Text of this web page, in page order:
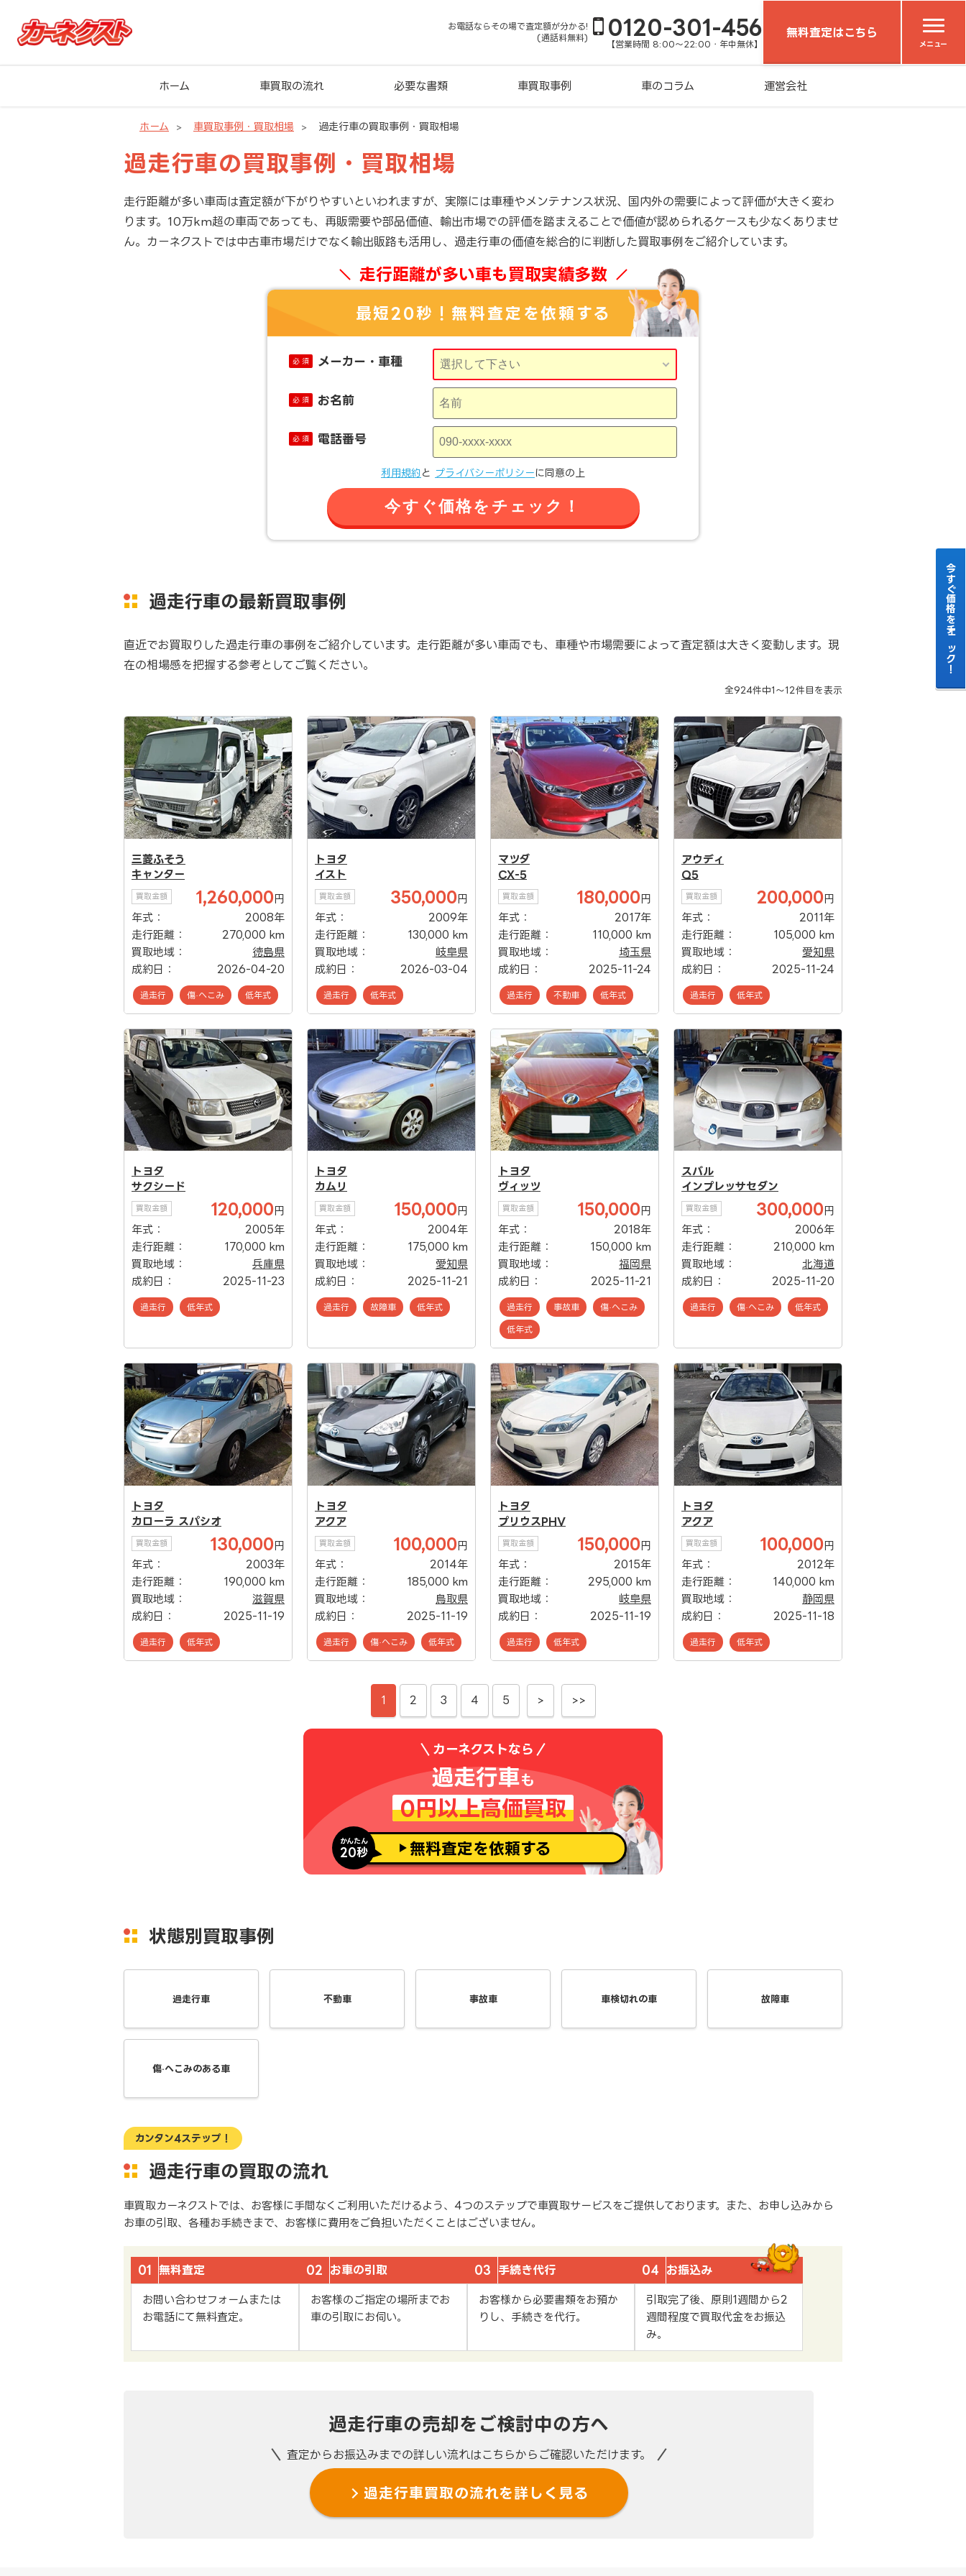
お電話ならその場で査定額が分かる!
(通話料無料)
0120-301-456
【営業時間 8:00～22:00・年中無休】
無料査定はこちら
メニュー
ホーム 車買取の流れ 必要な書類 車買取事例 車のコラム 運営会社
ホーム 車買取事例・買取相場 過走行車の買取事例・買取相場
過走行車の買取事例・買取相場
走行距離が多い車両は査定額が下がりやすいといわれますが、実際には車種やメンテナンス状況、国内外の需要によって評価が大きく変わ
ります。10万km超の車両であっても、再販需要や部品価値、輸出市場での評価を踏まえることで価値が認められるケースも少なくありませ
ん。カーネクストでは中古車市場だけでなく輸出販路も活用し、過走行車の価値を総合的に判断した買取事例をご紹介しています。
走行距離が多い車も買取実績多数
最短20秒！無料査定を依頼する
必 須 メーカー・車種
必 須 お名前
必 須 電話番号
利用規約 と プライバシーポリシーに同意の上
今すぐ価格をチェック！
過走行車の最新買取事例
直近でお買取りした過走行車の事例をご紹介しています。走行距離が多い車両でも、車種や市場需要によって査定額は大きく変動します。現
在の相場感を把握する参考としてご覧ください。
全924件中1～12件目を表示
三菱ふそう
キャンター
買取金額 1,260,000円
年式：
2008年
走行距離：
270,000 km
買取地域：
徳島県
成約日：
2026-04-20
過走行 傷·へこみ 低年式
トヨタ
イスト
買取金額 350,000円
年式：
2009年
走行距離：
130,000 km
買取地域：
岐阜県
成約日：
2026-03-04
過走行 低年式
マツダ
CX-5
買取金額 180,000円
年式：
2017年
走行距離：
110,000 km
買取地域：
埼玉県
成約日：
2025-11-24
過走行 不動車 低年式
アウディ
Q5
買取金額 200,000円
年式：
2011年
走行距離：
105,000 km
買取地域：
愛知県
成約日：
2025-11-24
過走行 低年式
トヨタ
サクシード
買取金額 120,000円
年式：
2005年
走行距離：
170,000 km
買取地域：
兵庫県
成約日：
2025-11-23
過走行 低年式
トヨタ
カムリ
買取金額 150,000円
年式：
2004年
走行距離：
175,000 km
買取地域：
愛知県
成約日：
2025-11-21
過走行 故障車 低年式
トヨタ
ヴィッツ
買取金額 150,000円
年式：
2018年
走行距離：
150,000 km
買取地域：
福岡県
成約日：
2025-11-21
過走行 事故車 傷·へこみ
低年式
スバル
インプレッサセダン
買取金額 300,000円
年式：
2006年
走行距離：
210,000 km
買取地域：
北海道
成約日：
2025-11-20
過走行 傷·へこみ 低年式
トヨタ
カローラ スパシオ
買取金額 130,000円
年式：
2003年
走行距離：
190,000 km
買取地域：
滋賀県
成約日：
2025-11-19
過走行 低年式
トヨタ
アクア
買取金額 100,000円
年式：
2014年
走行距離：
185,000 km
買取地域：
鳥取県
成約日：
2025-11-19
過走行 傷·へこみ 低年式
トヨタ
プリウスPHV
買取金額 150,000円
年式：
2015年
走行距離：
295,000 km
買取地域：
岐阜県
成約日：
2025-11-19
過走行 低年式
トヨタ
アクア
買取金額 100,000円
年式：
2012年
走行距離：
140,000 km
買取地域：
静岡県
成約日：
2025-11-18
過走行 低年式
1 2 3 4 5 > >>
カーネクストなら
過走行車も
0円以上高価買取
かんたん
20秒 無料査定を依頼する
状態別買取事例
過走行車 不動車 事故車 車検切れの車 故障車
傷·へこみのある車
カンタン4ステップ！
過走行車の買取の流れ
車買取カーネクストでは、お客様に手間なくご利用いただけるよう、4つのステップで車買取サービスをご提供しております。また、お申し込みから
お車の引取、各種お手続きまで、お客様に費用をご負担いただくことはございません。
01 無料査定
お問い合わせフォームまたは
お電話にて無料査定。
02 お車の引取
お客様のご指定の場所までお
車の引取にお伺い。
03 手続き代行
お客様から必要書類をお預か
りし、手続きを代行。
04 お振込み
引取完了後、原則1週間から2
週間程度で買取代金をお振込
み。
過走行車の売却を ご検討中の方へ
査定からお振込みまでの詳しい流れはこちらからご確認いただけます。
過走行車買取の流れを詳しく見る
今すぐ価格をチェック！